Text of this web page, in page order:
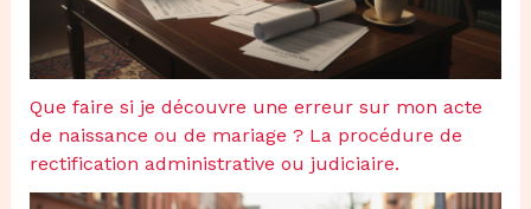
Que faire si je découvre une erreur sur mon acte
de naissance ou de mariage ? La procédure de
rectification administrative ou judiciaire.